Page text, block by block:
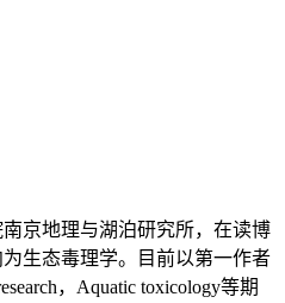
京地理与湖泊研究所，在读博
生态毒理学。目前以第一作者
，Aquatic toxicology等期